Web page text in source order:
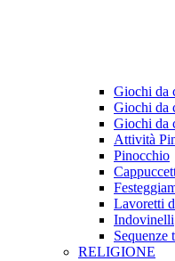
Giochi da
Giochi da
Giochi da
Attività
Pinocchio
Lavoretti
Indovinelli
Sequenze
RELIGIONE